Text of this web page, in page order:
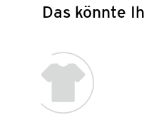
Das könnte